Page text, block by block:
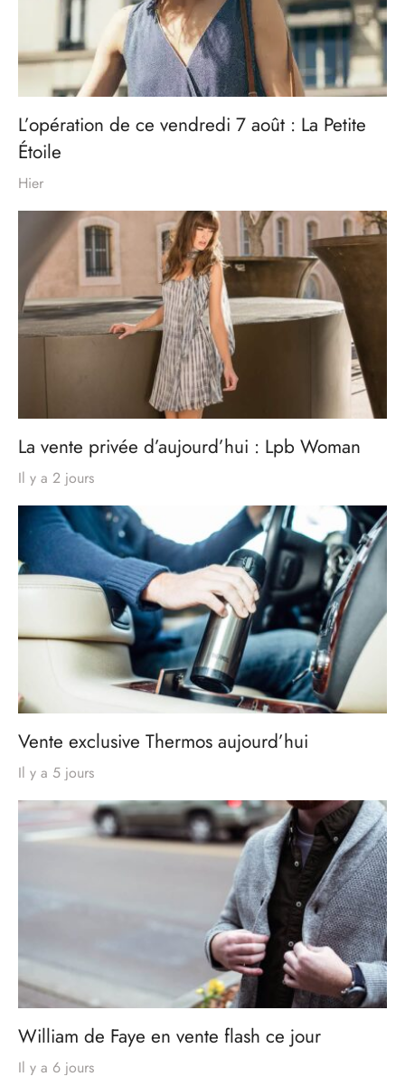
L’opération de ce vendredi 7 août : La Petite
Étoile
Hier
La vente privée d’aujourd’hui : Lpb Woman
Il y a 2 jours
Vente exclusive Thermos aujourd’hui
Il y a 5 jours
William de Faye en vente flash ce jour
Il y a 6 jours